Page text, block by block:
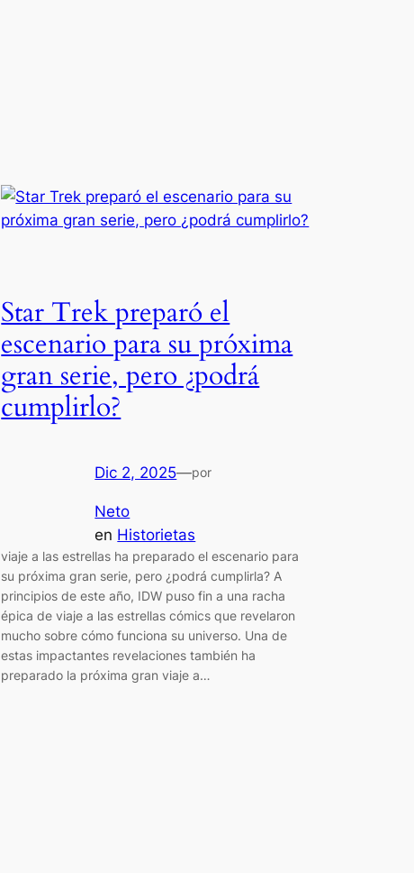
Star Trek preparó el
escenario para su próxima
gran serie, pero ¿podrá
cumplirlo?
Dic 2, 2025—por
Neto
en Historietas
viaje a las estrellas ha preparado el escenario para
su próxima gran serie, pero ¿podrá cumplirla? A
principios de este año, IDW puso fin a una racha
épica de viaje a las estrellas cómics que revelaron
mucho sobre cómo funciona su universo. Una de
estas impactantes revelaciones también ha
preparado la próxima gran viaje a…